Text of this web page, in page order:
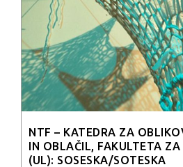
NTF – KATEDRA ZA
IN OBLAČIL, FAKULTETA
(UL): SOSESKA/SOTESKA